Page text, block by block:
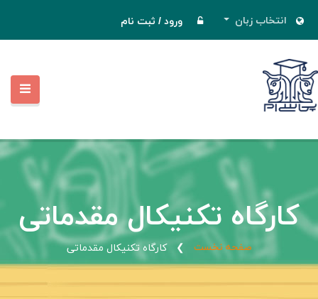
انتخاب زبان ورود / ثبت نام
کارگاه تکنیکال مقدماتی
صفحه نخست کارگاه تکنیکال مقدماتی